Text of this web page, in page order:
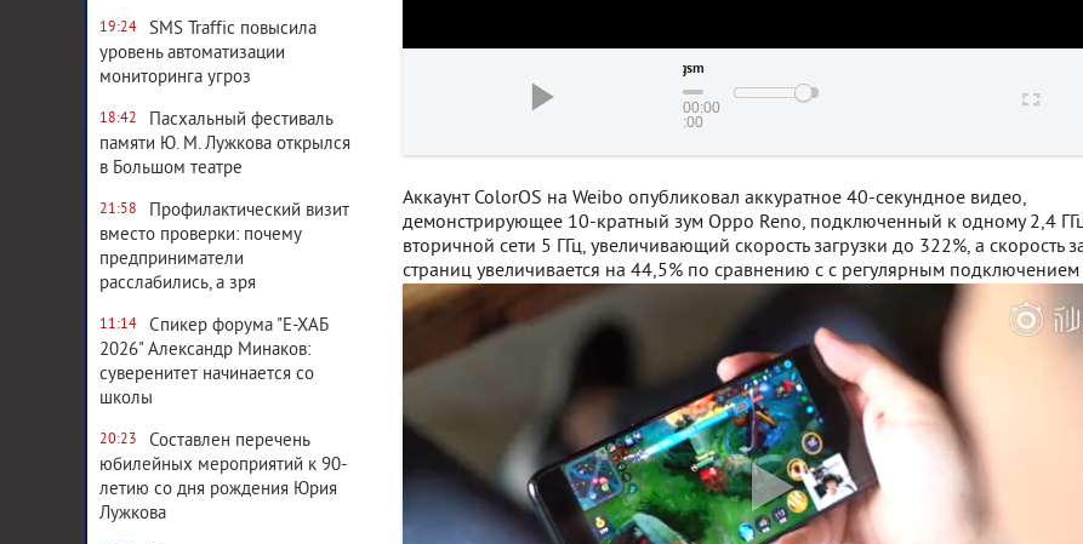
19:24
SMS Traffic повысила
уровень автоматизации
мониторинга угроз
18:42
Пасхальный фестиваль
памяти Ю. М. Лужкова открылся
в Большом театре
21:58
Профилактический визит
вместо проверки: почему
предприниматели
расслабились, а зря
11:14
Спикер форума "Е-ХАБ
2026" Александр Минаков:
суверенитет начинается со
школы
20:23
Составлен перечень
юбилейных мероприятий к 90-
летию со дня рождения Юрия
Лужкова
gsmarena_001
00:00
00:00
Аккаунт ColorOS на Weibo опубликовал аккуратное 40-секундное видео,
демонстрирующее 10-кратный зум Oppo Reno, подключенный к одному 2,4
вторичной сети 5 ГГц, увеличивающий скорость загрузки до 322%, а скорость
страниц увеличивается на 44,5% по сравнению с с регулярным подключением